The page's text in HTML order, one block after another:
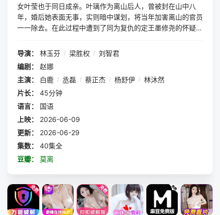
女叶莹也于同日成亲。叶璃作为离山后人，曾被封在山中八
年，婚后她表面无事，实则暗中谋划，将当年加害离山的官员
一一除去。在此过程中遭到了同为复仇的定王墨修尧的怀疑，
璃青梅竹马的黎王墨景黎，顶着“戏曲王爷”不堪的名头，却在
掌权，粉碎了穆阳侯、黎王的接连阴谋，还天下一片海晏河
清。
导演： 林玉芬 / 梁胜权 / 刘智君
编剧：
赵娜
主演：
白鹿 / 丞磊 / 蔡正杰 / 杨舒伊 / 林沐然
片长：
45分钟
语言：
国语
上映：
2026-06-09
更新：
2026-06-29
集数：
40集全
豆瓣：
莫离